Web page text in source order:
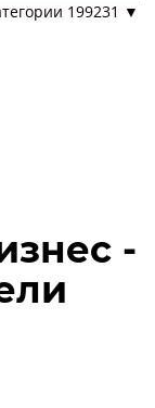
199231 ▼
-